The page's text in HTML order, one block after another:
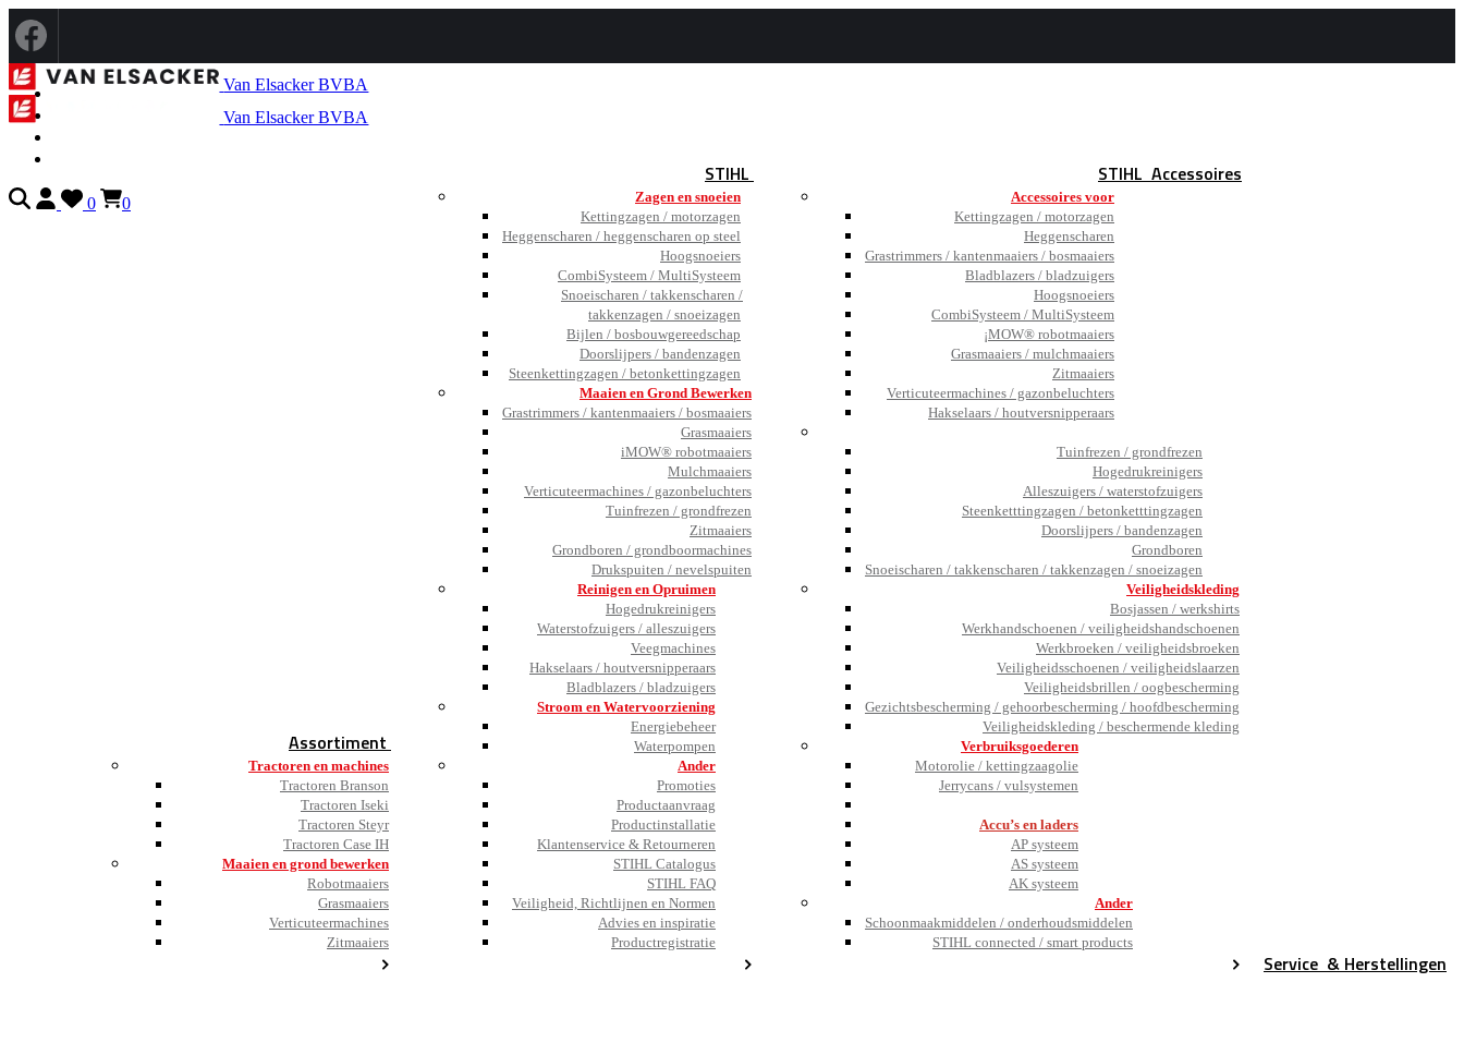
0 0
Van Elsacker BVBA
Van Elsacker BVBA
Assortiment
Tractoren en machines
Tractoren Branson
Tractoren Iseki
Tractoren Steyr
Tractoren Case IH
Maaien en grond bewerken
Robotmaaiers
Grasmaaiers
Verticuteermachines
Zitmaaiers
STIHL
Zagen en snoeien
Kettingzagen / motorzagen
Heggenscharen / heggenscharen op steel
Hoogsnoeiers
CombiSysteem / MultiSysteem
Snoeischaren / takkenscharen /
takkenzagen / snoeizagen
Bijlen / bosbouwgereedschap
Doorslijpers / bandenzagen
Steenkettingzagen / betonkettingzagen
Maaien en Grond Bewerken
Grastrimmers / kantenmaaiers / bosmaaiers
Grasmaaiers
iMOW® robotmaaiers
Mulchmaaiers
Verticuteermachines / gazonbeluchters
Tuinfrezen / grondfrezen
Zitmaaiers
Grondboren / grondboormachines
Drukspuiten / nevelspuiten
Reinigen en Opruimen
Hogedrukreinigers
Waterstofzuigers / alleszuigers
Veegmachines
Hakselaars / houtversnipperaars
Bladblazers / bladzuigers
Stroom en Watervoorziening
Energiebeheer
Waterpompen
Ander
Promoties
Productaanvraag
Productinstallatie
Klantenservice & Retourneren
STIHL Catalogus
STIHL FAQ
Veiligheid, Richtlijnen en Normen
Advies en inspiratie
Productregistratie
STIHL Accessoires
Accessoires voor
Kettingzagen / motorzagen
Heggenscharen
Grastrimmers / kantenmaaiers / bosmaaiers
Bladblazers / bladzuigers
Hoogsnoeiers
CombiSysteem / MultiSysteem
¡MOW® robotmaaiers
Grasmaaiers / mulchmaaiers
Zitmaaiers
Verticuteermachines / gazonbeluchters
Hakselaars / houtversnipperaars
Tuinfrezen / grondfrezen
Hogedrukreinigers
Alleszuigers / waterstofzuigers
Steenketttingzagen / betonketttingzagen
Doorslijpers / bandenzagen
Grondboren
Snoeischaren / takkenscharen / takkenzagen / snoeizagen
Veiligheidskleding
Bosjassen / werkshirts
Werkhandschoenen / veiligheidshandschoenen
Werkbroeken / veiligheidsbroeken
Veiligheidsschoenen / veiligheidslaarzen
Veiligheidsbrillen / oogbescherming
Gezichtsbescherming / gehoorbescherming / hoofdbescherming
Veiligheidskleding / beschermende kleding
Verbruiksgoederen
Motorolie / kettingzaagolie
Jerrycans / vulsystemen
Accu’s en laders
AP systeem
AS systeem
AK systeem
Ander
Schoonmaakmiddelen / onderhoudsmiddelen
STIHL connected / smart products
Service & Herstellingen